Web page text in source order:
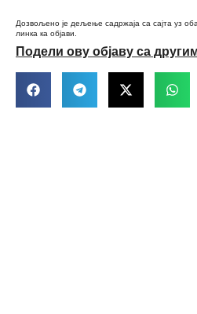
Дозвољено је дељење садржаја са сајта уз
линка ка објави.
Подели ову објаву са